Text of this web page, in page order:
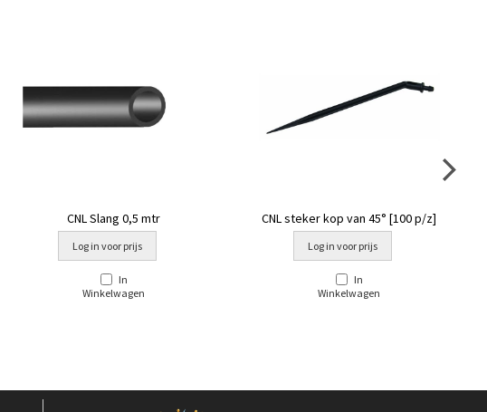
CNL Slang 0,5 mtr
Log in voor prijs
In
Winkelwagen
CNL steker kop van 45° [100 p/z]
Log in voor prijs
In
Winkelwagen